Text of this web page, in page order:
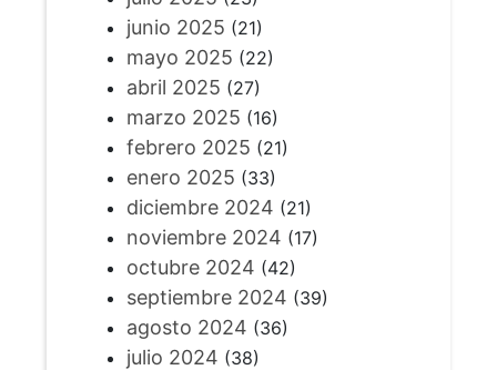
junio 2025 (21)
mayo 2025 (22)
abril 2025 (27)
marzo 2025 (16)
febrero 2025 (21)
enero 2025 (33)
diciembre 2024 (21)
noviembre 2024 (17)
octubre 2024 (42)
septiembre 2024 (39)
agosto 2024 (36)
julio 2024 (38)